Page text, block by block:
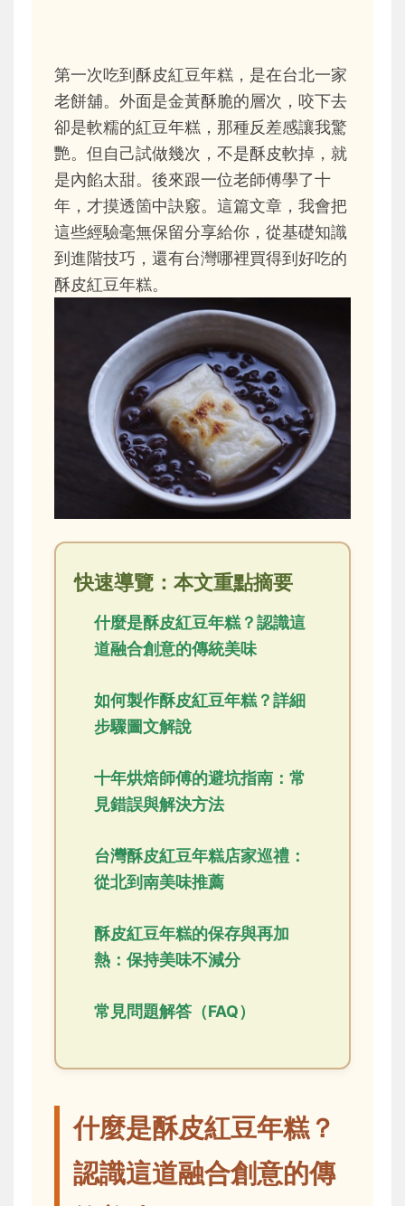
第一次吃到酥皮紅豆年糕，是在台北一家
老餅舖。外面是金黃酥脆的層次，咬下去
卻是軟糯的紅豆年糕，那種反差感讓我驚
艷。但自己試做幾次，不是酥皮軟掉，就
是內餡太甜。後來跟一位老師傅學了十
年，才摸透箇中訣竅。這篇文章，我會把
這些經驗毫無保留分享給你，從基礎知識
到進階技巧，還有台灣哪裡買得到好吃的
酥皮紅豆年糕。
快速導覽：本文重點摘要
什麼是酥皮紅豆年糕？認識這
道融合創意的傳統美味
如何製作酥皮紅豆年糕？詳細
步驟圖文解說
十年烘焙師傅的避坑指南：常
見錯誤與解決方法
台灣酥皮紅豆年糕店家巡禮：
從北到南美味推薦
酥皮紅豆年糕的保存與再加
熱：保持美味不減分
常見問題解答（FAQ）
什麼是酥皮紅豆年糕？
認識這道融合創意的傳